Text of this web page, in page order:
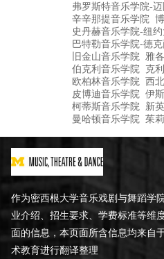
弗罗斯特音乐学院-
辛辛那提音乐学院
史丹赫音乐学院-纽
巴特勒音乐学院-德
旧金山音乐学院
雅
伯克利音乐学院
克
欧柏林音乐学院 西
皮博迪音乐学院 伊
柯蒂斯音乐学院
新
曼哈顿音乐学院 茱
作为密西根大学音乐戏剧与舞蹈学
业介绍、招生要求、学费标准等维
面的信息，本页面所含信息均来自
术教育进行翻译整理